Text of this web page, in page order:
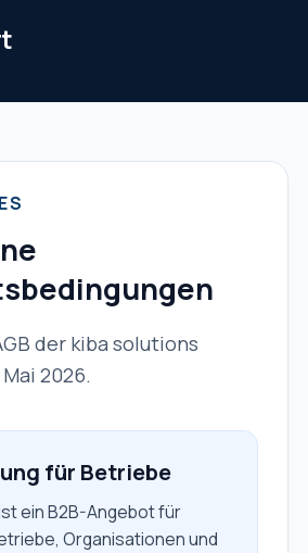
der kiba solutions
2026.
für Betriebe
ein B2B-Angebot für
Organisationen und